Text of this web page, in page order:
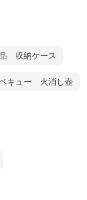
収納ケース
キュー 火消し壺